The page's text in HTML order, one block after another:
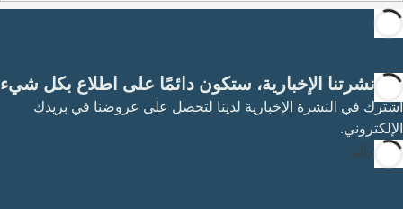
مع نشرتنا الإخبارية، ستكون دائمًا على اطلاع بكل شيء
اشترك في النشرة الإخبارية لدينا لتحصل على عروضنا في بريدك
الإلكتروني.
الاشتراك